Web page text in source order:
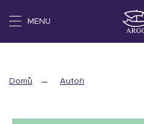
MENU
Domů Autoři